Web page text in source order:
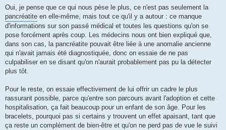
g
n
o
n
l
u
Oui, je pense que ce qui nous pèse le plus, ce n'est pas seulement la
pancréatite en elle-même, mais tout ce qu'il y a autour : ce manque
d'informations sur son passé médical et toutes les questions qu'on se
pose forcément après coup. Les médecins nous ont bien expliqué que,
dans son cas, la pancréatite pouvait être liée à une anomalie ancienne
qui n'avait jamais été diagnostiquée, donc on essaie de ne pas
culpabiliser en se disant qu'on n'aurait probablement pas pu la détecter
plus tôt.
Pour le reste, on essaie effectivement de lui offrir un cadre le plus
rassurant possible, parce qu'entre son parcours avant l'adoption et cette
hospitalisation, ça fait beaucoup pour un enfant de son âge. Pour les
bracelets, pourquoi pas si certains y trouvent un effet apaisant, tant que
ça reste un complément de bien-être et qu'on ne perd pas de vue le suivi